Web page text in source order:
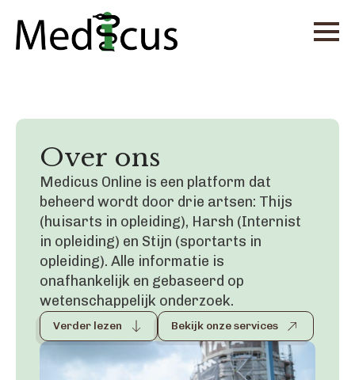
Over ons
Medicus Online is een platform dat
beheerd wordt door drie artsen: Thijs
(huisarts in opleiding), Harsh (Internist
in opleiding) en Stijn (sportarts in
opleiding). Alle informatie is
onafhankelijk en gebaseerd op
wetenschappelijk onderzoek.
Verder lezen Bekijk onze services